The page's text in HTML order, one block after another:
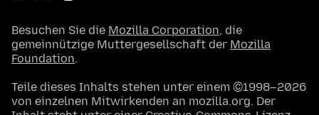
Besuchen Sie die Mozilla Corporation, die
gemeinnützige Muttergesellschaft der Mozilla
Foundation.
Teile dieses Inhalts stehen unter einem ©1998–2026
von einzelnen Mitwirkenden an mozilla.org. Der